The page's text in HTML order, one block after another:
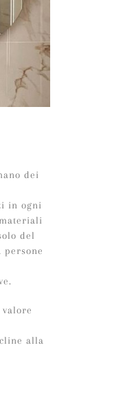
dei
in ogni
del
alla